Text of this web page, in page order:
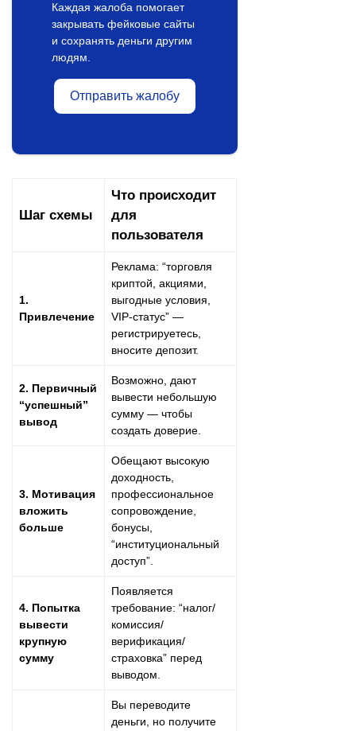
Каждая жалоба помогает
закрывать фейковые сайты
и сохранять деньги другим
людям.
Отправить жалобу
Шаг схемы
Что происходит
для
пользователя
1.
Привлечение
Реклама: “торговля
криптой, акциями,
выгодные условия,
VIP-статус” —
регистрируетесь,
вносите депозит.
2. Первичный
“успешный”
вывод
Возможно, дают
вывести небольшую
сумму — чтобы
создать доверие.
3. Мотивация
вложить
больше
Обещают высокую
доходность,
профессиональное
сопровождение,
бонусы,
“институциональный
доступ”.
4. Попытка
вывести
крупную
сумму
Появляется
требование: “налог/
комиссия/
верификация/
страховка” перед
выводом.
Вы переводите
деньги, но получите